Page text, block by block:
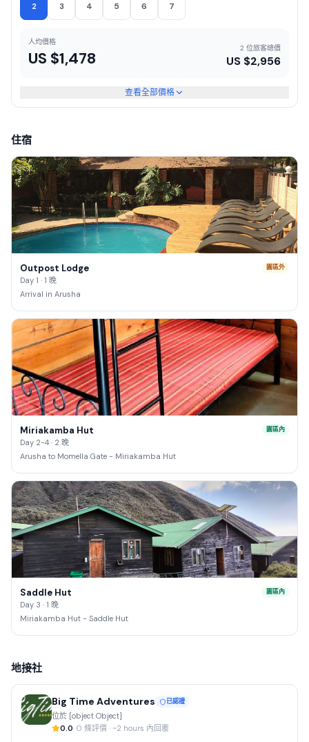
2 3 4 5 6 7
人均價格
US $1,478
2 位旅客總價
US $2,956
查看全部價格
住宿
Outpost Lodge
Day 1 · 1 晚
Arrival in Arusha
園區外
Miriakamba Hut
Day 2-4 · 2 晚
Arusha to Momella Gate - Miriakamba Hut
園區內
Saddle Hut
Day 3 · 1 晚
Miriakamba Hut - Saddle Hut
園區內
地接社
Big Time Adventures 已認證
位於 [object Object]
0.0· 0 條評價 · ~2 hours 內回覆